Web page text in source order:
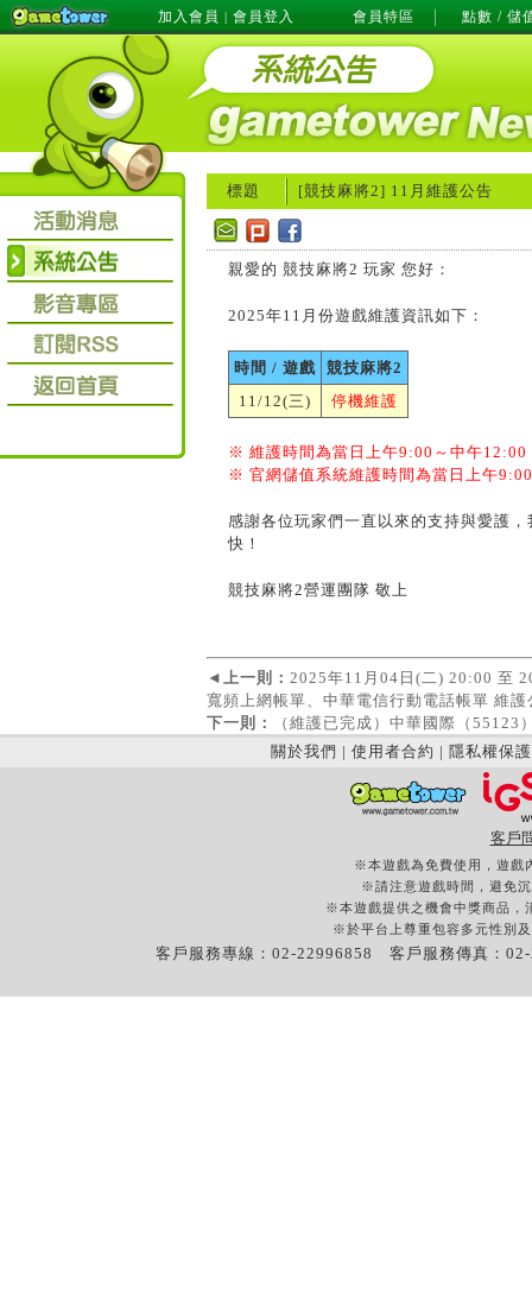
加入會員 | 會員登入 會員特區 點數 / 儲
標題 [競技麻將2] 11月維護公告
親愛的 競技麻將2 玩家 您好：
2025年11月份遊戲維護資訊如下：
時間 / 遊戲
競技麻將2
11/12(三)
停機維護
※ 維護時間為當日上午9:00～中午12:00
※ 官網儲值系統維護時間為當日上午
感謝各位玩家們一直以來的支持與愛護
快！
競技麻將2營運團隊 敬上
◄ 上一則： 2025年11月04日(二) 20:00 至
寬頻上網帳單、中華電信行動電話帳單 維護
下一則：
（維護已完成）中華國際（55123
關於我們 | 使用者合約 | 隱私權保護
客戶
※本遊戲為免費使用，遊戲
※請注意遊戲時間，避免
※本遊戲提供之機會中獎商品，
※於平台上尊重包容多元性別
客戶服務專線：02-22996858 客戶服務傳真：